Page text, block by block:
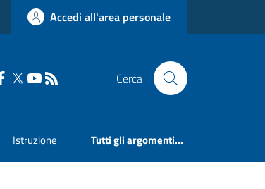
Accedi all'area personale
Cerca
Istruzione Tutti gli argomenti...